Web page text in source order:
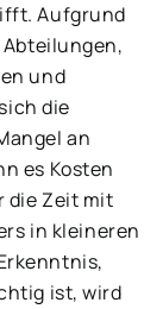
Aufgrund
und
die
an
es Kosten
die Zeit mit
in kleineren
ist, wird